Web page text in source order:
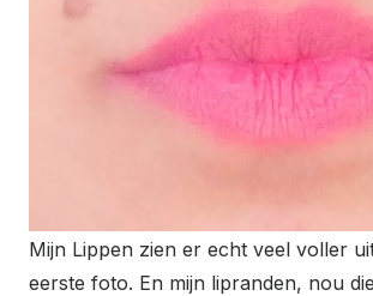
Mijn Lippen zien er echt veel voller
eerste foto. En mijn lipranden, nou